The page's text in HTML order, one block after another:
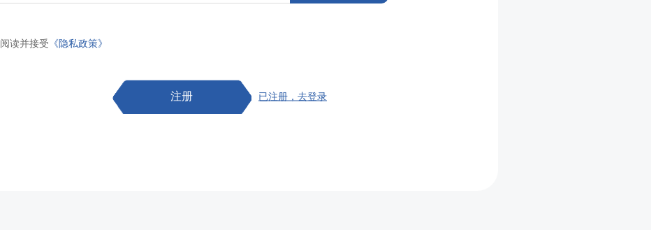
阅读并接受 《隐私政策》
注册 已注册，去登录